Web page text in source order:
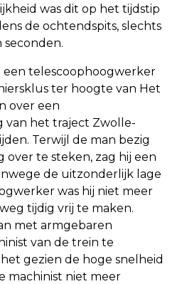
was dit op het tijdstip
de ochtendspits, slechts
telescoophoogwerker
ter hoogte van Het
over een
van het traject Zwolle-
Terwijl de man bezig
over te steken, zag hij een
de uitzonderlijk lage
was hij niet meer
tijdig vrij te maken.
met armgebaren
van de trein te
gezien de hoge snelheid
machinist niet meer